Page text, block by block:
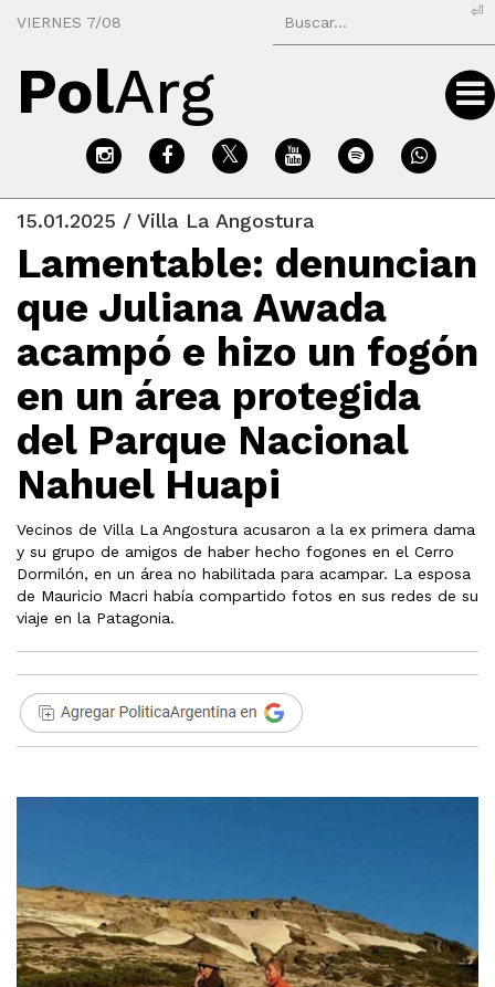
VIERNES 7/08
⏎
PolArg
15.01.2025 / Villa La Angostura
Lamentable: denuncian
que Juliana Awada
acampó e hizo un fogón
en un área protegida
del Parque Nacional
Nahuel Huapi
Vecinos de Villa La Angostura acusaron a la ex primera dama
y su grupo de amigos de haber hecho fogones en el Cerro
Dormilón, en un área no habilitada para acampar. La esposa
de Mauricio Macri había compartido fotos en sus redes de su
viaje en la Patagonia.